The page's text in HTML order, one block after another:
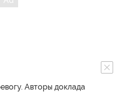
Авторы доклада